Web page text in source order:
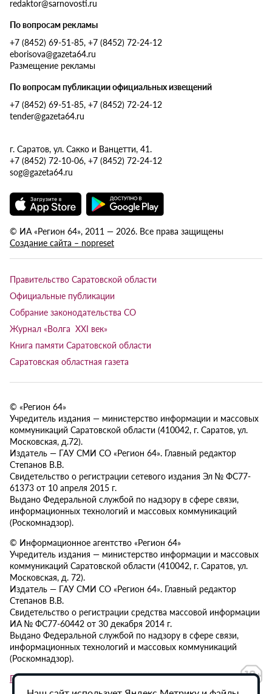
redaktor@sarnovosti.ru
По вопросам рекламы
+7 (8452) 69-51-85, +7 (8452) 72-24-12
eborisova@gazeta64.ru
Размещение рекламы
По вопросам публикации официальных извещений
+7 (8452) 69-51-85, +7 (8452) 72-24-12
tender@gazeta64.ru
г. Саратов, ул. Сакко и Ванцетти, 41.
+7 (8452) 72-10-06, +7 (8452) 72-24-12
sog@gazeta64.ru
© ИА «Регион 64», 2011 — 2026. Все права защищены
Создание сайта – nopreset
Правительство Саратовской области
Официальные публикации
Собрание законодательства СО
Журнал «Волга XXI век»
Книга памяти Саратовской области
Саратовская областная газета
© «Регион 64»
Учредитель издания — министерство информации и массовых
коммуникаций Саратовской области (410042, г. Саратов, ул.
Московская, д.72).
Издатель — ГАУ СМИ СО «Регион 64». Главный редактор
Степанов В.В.
Свидетельство о регистрации сетевого издания Эл № ФС77-
61373 от 10 апреля 2015 г.
Выдано Федеральной службой по надзору в сфере связи,
информационных технологий и массовых коммуникаций
(Роскомнадзор).
© Информационное агентство «Регион 64»
Учредитель издания — министерство информации и массовых
коммуникаций Саратовской области (410042, г. Саратов, ул.
Московская, д. 72).
Издатель — ГАУ СМИ СО «Регион 64». Главный редактор
Степанов В.В.
Свидетельство о регистрации средства массовой информации
ИА № ФС77-60442 от 30 декабря 2014 г.
Выдано Федеральной службой по надзору в сфере связи,
информационных технологий и массовых коммуникаций
(Роскомнадзор).
Политика в отношении обработки персональных данных